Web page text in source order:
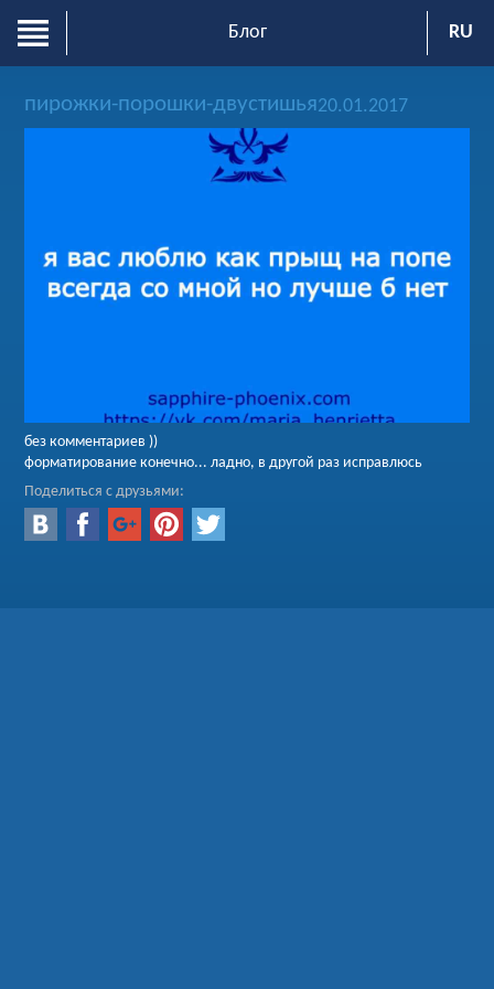
Блог RU
пирожки-порошки-двустишья20.01.2017
без комментариев ))
форматирование конечно... ладно, в другой раз исправлюсь
Поделиться с друзьями: